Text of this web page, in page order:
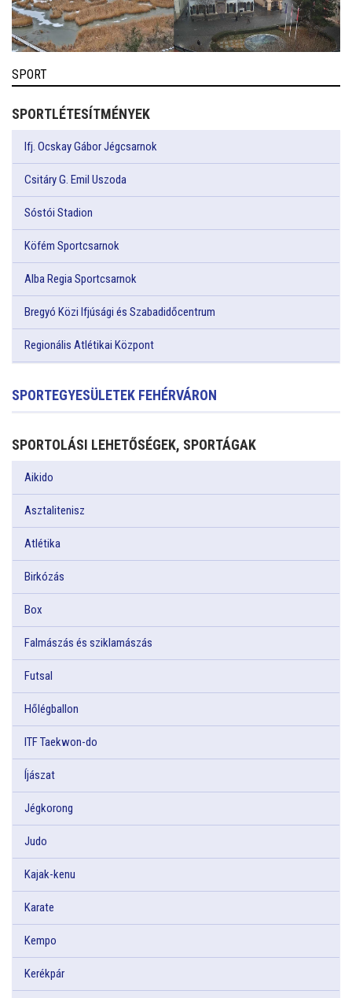
SPORT
SPORTLÉTESÍTMÉNYEK
Ifj. Ocskay Gábor Jégcsarnok
Csitáry G. Emil Uszoda
Sóstói Stadion
Köfém Sportcsarnok
Alba Regia Sportcsarnok
Bregyó Közi Ifjúsági és Szabadidőcentrum
Regionális Atlétikai Központ
SPORTEGYESÜLETEK FEHÉRVÁRON
SPORTOLÁSI LEHETŐSÉGEK, SPORTÁGAK
Aikido
Asztalitenisz
Atlétika
Birkózás
Box
Falmászás és sziklamászás
Futsal
Hőlégballon
ITF Taekwon-do
Íjászat
Jégkorong
Judo
Kajak-kenu
Karate
Kempo
Kerékpár